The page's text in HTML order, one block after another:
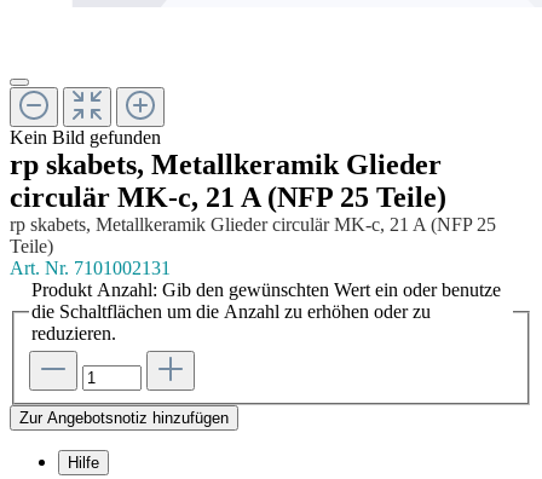
Kein Bild gefunden
rp skabets, Metallkeramik Glieder
circulär MK-c, 21 A (NFP 25 Teile)
rp skabets, Metallkeramik Glieder circulär MK-c, 21 A (NFP 25
Teile)
Art. Nr. 7101002131
Produkt Anzahl: Gib den gewünschten Wert ein oder benutze
die Schaltflächen um die Anzahl zu erhöhen oder zu
reduzieren.
Zur Angebotsnotiz hinzufügen
Hilfe